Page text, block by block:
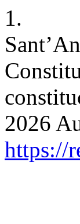
1.
2026
https://